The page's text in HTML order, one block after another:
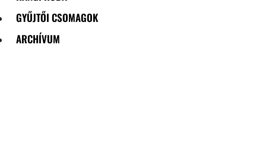
GYŰJTŐI CSOMAGOK
ARCHÍVUM